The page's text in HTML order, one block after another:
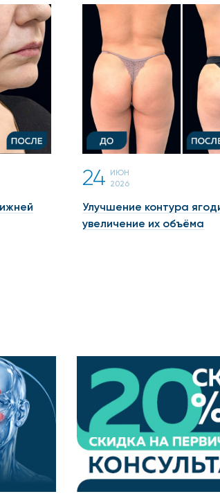
24 ИЮН
2026
Улучшение контура
увеличение их объёма